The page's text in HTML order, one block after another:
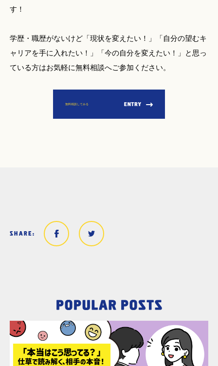
す！
学歴・職歴がないけど「現状を変えたい！」「自分の望むキ
ャリアを手に入れたい！」「今の自分を変えたい！」と思っ
ている方はお気軽に無料相談へご参加ください。
無料相談してみる